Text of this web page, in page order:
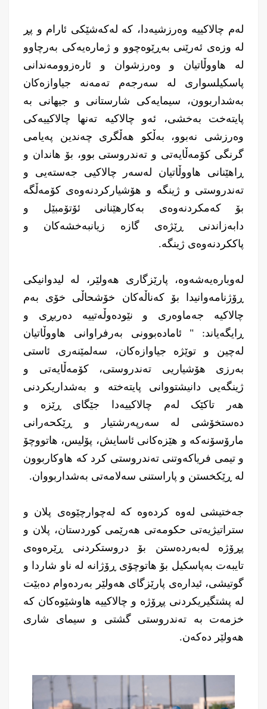
لەم چالاکییە وەرزشیەدا، کە لەکەشێکی ئارام و پڕ
لە وزەی ئەرێنی بەڕێوەچوو و ژمارەیەکی بەرچاوو
لە هاووڵاتیان و وەرزشوان و ئارەزوومەندانی
پاسکیلسواری لە سەرجەم تەمەنە جیاوازەکان
بەشداربوون، سیمایەکی شارستانی و جیهانی بە
پایتەخت بەخشی، ئەو چالاكیە تەنها چالاکییەکی
وەرزشی نەبوو، بەڵکو هەڵگری چەندین پەیامی
گرنگی کۆمەڵایەتی و تەندروستی بوو، بۆ هاندان و
ڕاهێنانی هاووڵاتیان لەسەر چالاکیی جەستەیی و
تەندروستی و ژینگە و هۆشیارکردنەوەی کۆمەڵگە
بۆ کەمکردنەوەی بەکارهێنانی ئۆتۆمبێل و
دابەزاندنی ڕێژەی گازە زیانبەخشەکان و
پاككردنەوەی ژینگە.
لەوبارەیەشەوە، پارێزگاری هەولێر، لە لیدوانیكی
ڕۆژنامەوانیدا بۆ کەناڵەکان خۆشحاڵی خۆی بەم
چالاكیە جەماوەری و نێودەوڵەتییە دەربڕی و
ڕایگەیاند: " ئامادەبوونی بەرفراوانی هاووڵاتیان
لەچین و توێژە جیاوازەکان، سەلمێنەری ئاستی
بەرزی هۆشیاریی تەندروستی، کۆمەڵایەتی و
ژینگەیی دانیشتووانی پایتەختە و بەشداریکردنی
هەر تاکێک لەم چالاکییەدا جێگای ڕێزە و
دەستخۆشی لە سەرپەرشتیار و ڕێکحەرانی
مارۆسۆنەکە و هێزەکانی ئاسایش، پۆلیس، هاتووچۆ
و تیمی فریاکەوتنی تەندروستی کرد کە هاوکاربوون
لە ڕێکخستن و پاراستنی سەلامەتی بەشداربووان.
جەختیشی لەوە کردەوە کە لەچوارچێوەی پلان و
ستراتیژیەتی حكومەتی هەرێمی كوردستان، پلان و
پڕۆژە لەبەردەستن بۆ دروستكردنی ڕێرەوەی
تایبەت بەپاسکیل بۆ هاتوچۆی ڕۆژانە لە ناو شاردا و
گوتیشی، ئیدارەی پارێزگای هەولێر بەردەوام دەبێت
لە پشتگیریکردنی پڕۆژە و چالاکییە هاوشێوەکان کە
خزمەت بە تەندروستی گشتی و سیمای شاری
هەولێر دەکەن.